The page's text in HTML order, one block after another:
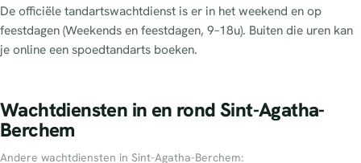
De officiële tandartswachtdienst is er in het weekend en op
feestdagen (Weekends en feestdagen, 9–18u). Buiten die uren kan
je online een spoedtandarts boeken.
Wachtdiensten in en rond Sint-Agatha-
Berchem
Andere wachtdiensten in Sint-Agatha-Berchem: